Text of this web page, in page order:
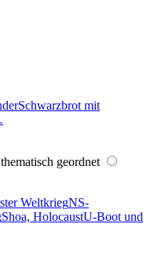
Schwarzbrot mit
geordnet
WeltkriegNS-
Shoa, HolocaustU-Boot und